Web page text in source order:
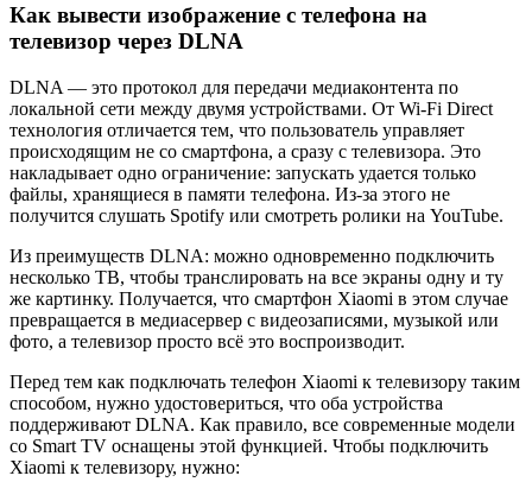
Как вывести изображение с телефона на
телевизор через DLNA
DLNA — это протокол для передачи медиаконтента по
локальной сети между двумя устройствами. От Wi-Fi Direct
технология отличается тем, что пользователь управляет
происходящим не со смартфона, а сразу с телевизора. Это
накладывает одно ограничение: запускать удается только
файлы, хранящиеся в памяти телефона. Из-за этого не
получится слушать Spotify или смотреть ролики на YouTube.
Из преимуществ DLNA: можно одновременно подключить
несколько ТВ, чтобы транслировать на все экраны одну и ту
же картинку. Получается, что смартфон Xiaomi в этом случае
превращается в медиасервер с видеозаписями, музыкой или
фото, а телевизор просто всё это воспроизводит.
Перед тем как подключать телефон Xiaomi к телевизору таким
способом, нужно удостовериться, что оба устройства
поддерживают DLNA. Как правило, все современные модели
со Smart TV оснащены этой функцией. Чтобы подключить
Xiaomi к телевизору, нужно: